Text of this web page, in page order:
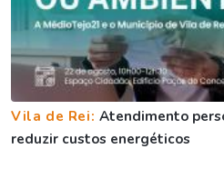
Vila de Rei: Atendimento
reduzir custos energéticos